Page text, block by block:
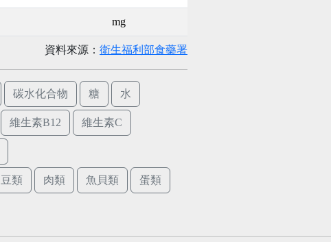
mg
資料來源： 衛生福利部食藥署
碳水化合物 糖 水
維生素B12 維生素C
豆類 肉類 魚貝類 蛋類